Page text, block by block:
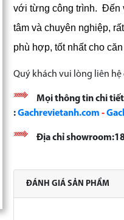
với từng công trình. Đến
tâm và chuyên nghiệp,
phù hợp, tốt nhất cho
Quý khách vui lòng liên
Mọi thông tin chi
:Gachrevietanh.com -
Địa chỉ
ĐÁNH GIÁ SẢN PHẨM